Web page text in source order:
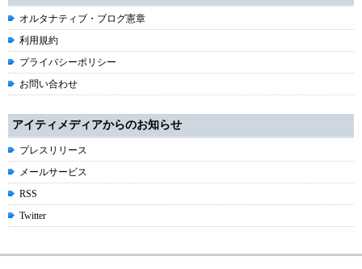
オルタナティブ・ブログ憲章
利用規約
プライバシーポリシー
お問い合わせ
アイティメディアからのお知らせ
プレスリリース
メールサービス
RSS
Twitter